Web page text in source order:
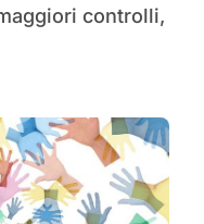
controlli,